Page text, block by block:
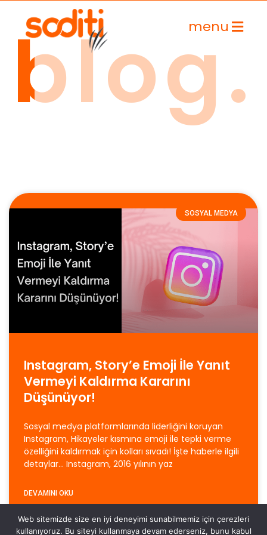
İçeriğe
menu
blog.
SOSYAL MEDYA
Instagram, Story’e Emoji İle Yanıt
Vermeyi Kaldırma Kararını
Düşünüyor!
Sosyal medya platformlarında liderliğini koruyan
Instagram, Hikayeler kısmına emoji ile tepki verme
özelliğini kaldırmak için kolları sıvadı! İşte haberle ilgili
detaylar… Instagram, 2016 yılının yaz
DEVAMINI OKU
27 Şubat 2023 Yorum yapılmamış
Web sitemizde size en iyi deneyimi sunabilmemiz için çerezleri
kullanıyoruz. Bu siteyi kullanmaya devam ederseniz, bunu kabul